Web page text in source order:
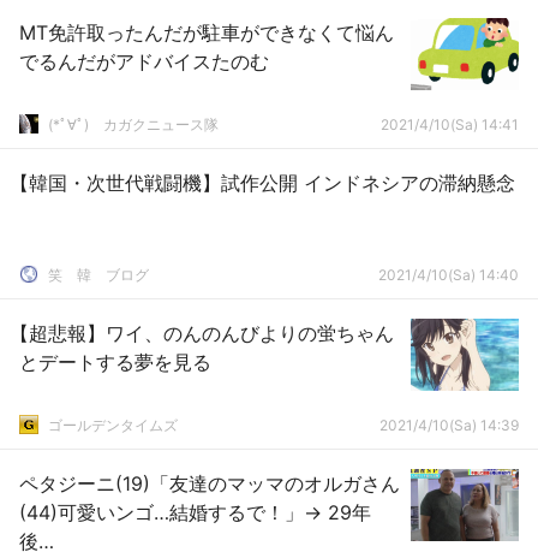
MT免許取ったんだが駐車ができなくて悩ん
でるんだがアドバイスたのむ
(*ﾟ∀ﾟ)ゞカガクニュース隊 2021/4/10(Sa) 14:41
【韓国・次世代戦闘機】試作公開 インドネシアの滞納懸念
笑 韓 ブログ 2021/4/10(Sa) 14:40
【超悲報】ワイ、のんのんびよりの蛍ちゃん
とデートする夢を見る
ゴールデンタイムズ 2021/4/10(Sa) 14:39
ペタジーニ(19)「友達のマッマのオルガさん
(44)可愛いンゴ…結婚するで！」→ 29年
後…